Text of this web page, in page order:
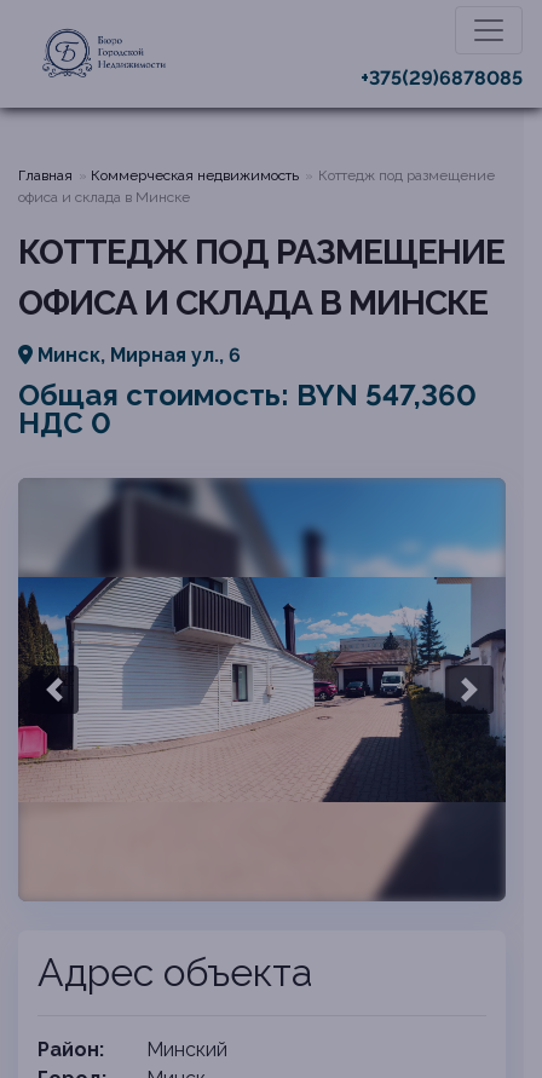
+375(29)6878085
Главная Коммерческая недвижимость
Коттедж под размещение
офиса и склада в Минске
КОТТЕДЖ ПОД РАЗМЕЩЕНИЕ
ОФИСА И СКЛАДА В МИНСКЕ
Минск, Мирная ул., 6
Общая стоимость: BYN 547,360
НДС 0
Previous slide Next
Адрес объекта
Район:
Минский